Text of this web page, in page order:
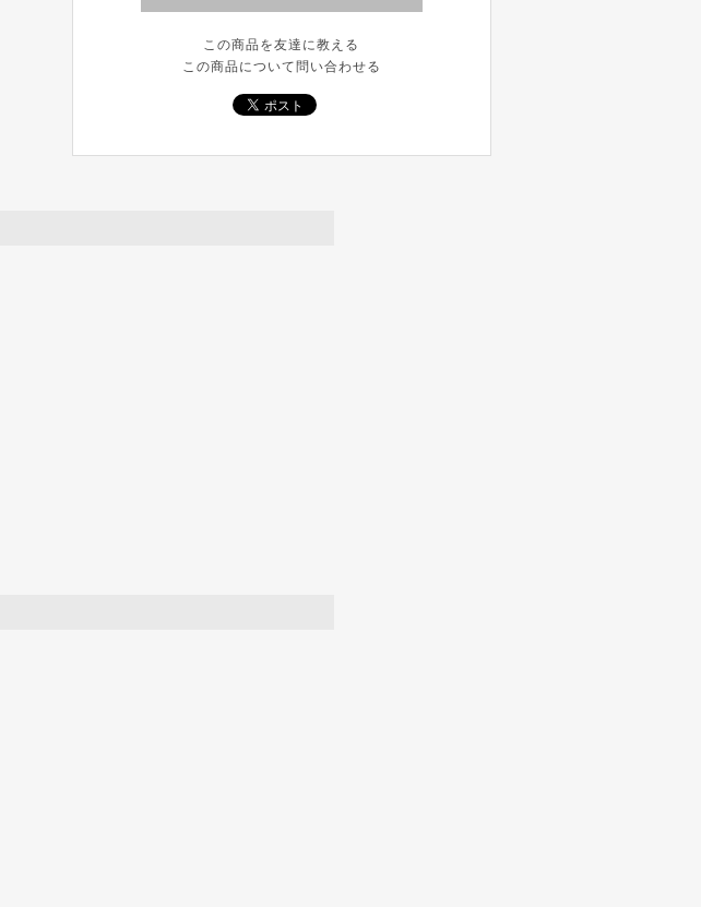
この商品を友達に教える
この商品について問い合わせる